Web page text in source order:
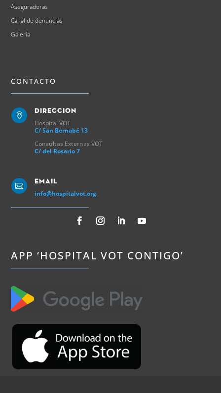
Aseguradoras
Canal de denuncias
Galería
CONTACTO

Direccion
Hospital VOT
C/ San Bernabé 13
Consultas Externas VOT
C/ del Rosario 7

Email
info@hospitalvot.org
APP ‘HOSPITAL VOT CONTIGO’